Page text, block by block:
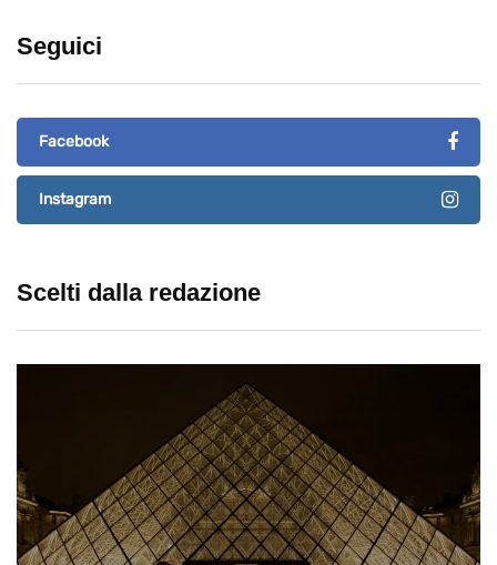
Seguici
Facebook
Instagram
Scelti dalla redazione